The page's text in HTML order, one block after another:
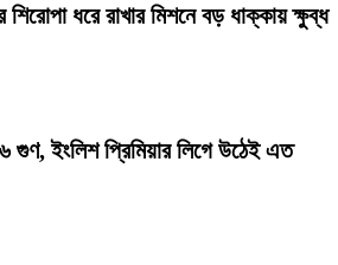
শিরোপা ধরে রাখার মিশনে বড় ধাক্কায় ক্ষুব্ধ
গুণ, ইংলিশ প্রিমিয়ার লিগে উঠেই এত